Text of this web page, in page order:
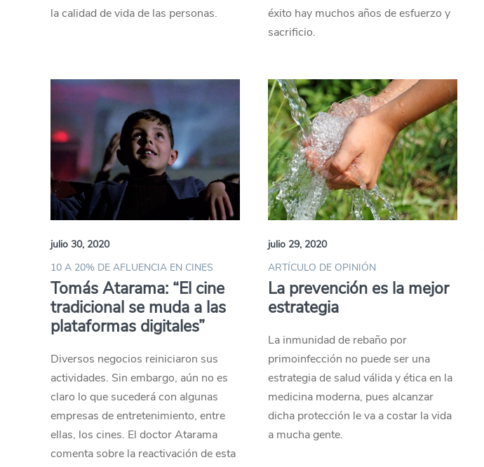
la calidad de vida de las personas.
éxito hay muchos años de esfuerzo y
sacrificio.
julio 30, 2020
10 A 20% DE AFLUENCIA EN CINES
Tomás Atarama: “El cine
tradicional se muda a las
plataformas digitales”
Diversos negocios reiniciaron sus
actividades. Sin embargo, aún no es
claro lo que sucederá con algunas
empresas de entretenimiento, entre
ellas, los cines. El doctor Atarama
comenta sobre la reactivación de esta
julio 29, 2020
ARTÍCULO DE OPINIÓN
La prevención es la mejor
estrategia
La inmunidad de rebaño por
primoinfección no puede ser una
estrategia de salud válida y ética en la
medicina moderna, pues alcanzar
dicha protección le va a costar la vida
a mucha gente.